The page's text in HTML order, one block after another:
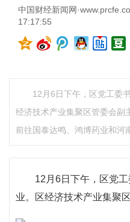
中国财经新闻网
17:17:55
12月6日下午，区党工委
经济技术产业集聚区管委会副
前往国泰达鸣、鸿博药业和河
12月6日下午，区党
业。区经济技术产业集聚